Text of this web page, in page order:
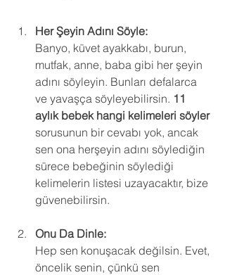
Her Şeyin Adını Söyle:
Banyo, küvet ayakkabı, burun,
mutfak, anne, baba gibi her şeyin
adını söyleyin. Bunları defalarca
ve yavaşça söyleyebilirsin. 11
aylık bebek hangi kelimeleri söyler
sorusunun bir cevabı yok, ancak
sen ona herşeyin adını söylediğin
sürece bebeğinin söylediği
kelimelerin listesi uzayacaktır, bize
güvenebilirsin.
Onu Da Dinle:
Hep sen konuşacak değilsin. Evet,
öncelik senin, çünkü sen